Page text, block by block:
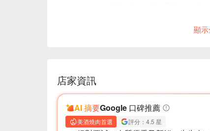
顯
店家資訊
AI 摘要Google 口碑推薦
美酒燒肉首選 評分：4.5 星